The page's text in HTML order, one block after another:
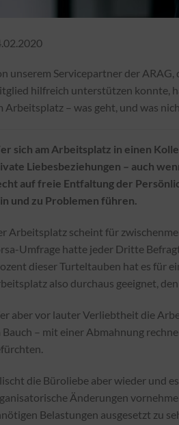
unserem Servicepartner der
hilfreich unterstützen konnte,
Arbeitsplatz – was geht, und was
sich am Arbeitsplatz in einen
Liebesbeziehungen – auch
auf freie Entfaltung der
und zu Problemen führen.
Arbeitsplatz scheint für
Umfrage hatte jeder Dritte
dieser Turteltauben hat es für
also durchaus geeignet,
aber vor lauter Verliebtheit die
Bauch – mit einer Abmahnung
die Büroliebe aber wieder und
Änderungen
Belastungen ausgesetzt zu